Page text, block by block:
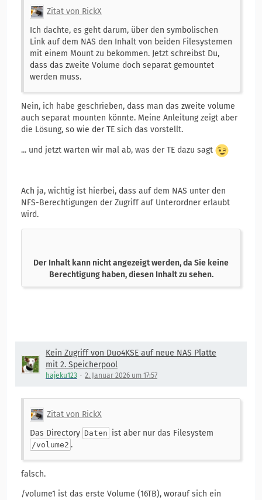
Zitat von RickX
Ich dachte, es geht darum, über den symbolischen
Link auf dem NAS den Inhalt von beiden Filesystemen
mit einem Mount zu bekommen. Jetzt schreibst Du,
dass das zweite Volume doch separat gemountet
werden muss.
Nein, ich habe geschrieben, dass man das zweite volume
auch separat mounten könnte. Meine Anleitung zeigt aber
die Lösung, so wie der TE sich das vorstellt.
... und jetzt warten wir mal ab, was der TE dazu sagt
Ach ja, wichtig ist hierbei, dass auf dem NAS unter den
NFS-Berechtigungen der Zugriff auf Unterordner erlaubt
wird.
Der Inhalt kann nicht angezeigt werden, da Sie keine
Berechtigung haben, diesen Inhalt zu sehen.
Kein Zugriff von Duo4KSE auf neue NAS Platte
mit 2. Speicherpool
hajeku123 2. Januar 2026 um 17:57
Zitat von RickX
Das Directory Daten ist aber nur das Filesystem
/volume2 .
falsch.
/volume1 ist das erste Volume (16TB), worauf sich ein